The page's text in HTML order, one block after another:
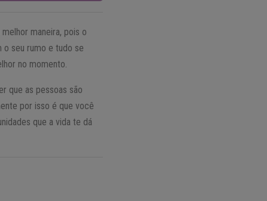
maneira, pois o
o seu rumo e tudo se
no momento.
que as pessoas são
por isso é que você
que a vida te dá